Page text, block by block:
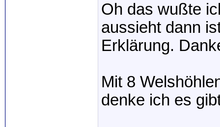
Oh das wußte
aussieht dann
Erklärung.
Mit 8
denke ich es